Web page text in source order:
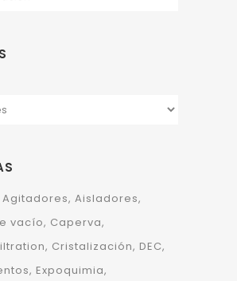
Agitadores Aisladores
vacío Caperva
Cristalización DEC
Expoquimia